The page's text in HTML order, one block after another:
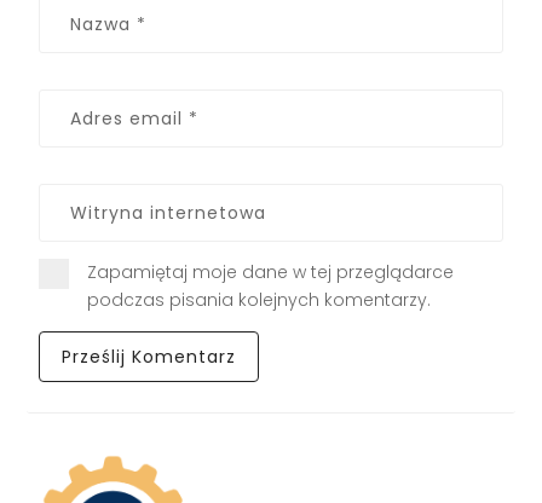
Zapamiętaj moje dane w tej przeglądarce
podczas pisania kolejnych komentarzy.